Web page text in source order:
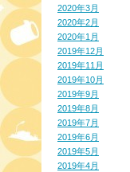
2020年3月
2020年2月
2020年1月
2019年12月
2019年11月
2019年10月
2019年9月
2019年8月
2019年7月
2019年6月
2019年5月
2019年4月